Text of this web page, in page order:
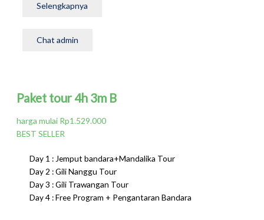
Selengkapnya
Chat admin
Paket tour 4h 3m B
harga mulai Rp1.529.000
BEST SELLER
Day 1 : Jemput bandara+Mandalika Tour
Day 2 : Gili Nanggu Tour
Day 3 : Gili Trawangan Tour
Day 4 : Free Program + Pengantaran Bandara